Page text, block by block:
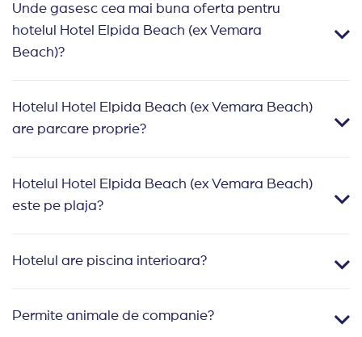
Unde gasesc cea mai buna oferta pentru
hotelul Hotel Elpida Beach (ex Vemara
Beach)?
Hotelul Hotel Elpida Beach (ex Vemara Beach)
are parcare proprie?
Hotelul Hotel Elpida Beach (ex Vemara Beach)
este pe plaja?
Hotelul are piscina interioara?
Permite animale de companie?